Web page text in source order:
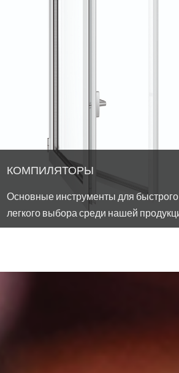
КОМПИЛЯТОРЫ
Основные инструменты для быстрого
легкого выбора среди нашей